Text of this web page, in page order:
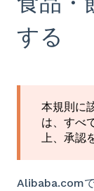
する
本規則に
は、すべ
上、承認
Alibaba.com